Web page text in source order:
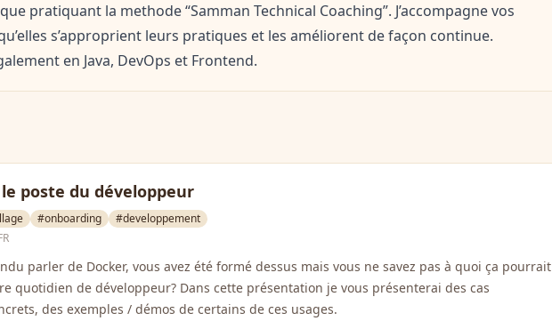
pratiquant la methode “Samman Technical Coaching”. J’accompagne vos
s’approprient leurs pratiques et les améliorent de façon continue.
en Java, DevOps et Frontend.
poste du développeur
#onboarding
#developpement
parler de Docker, vous avez été formé dessus mais vous ne savez pas à quoi ça pourrait
quotidien de développeur? Dans cette présentation je vous présenterai des cas
des exemples / démos de certains de ces usages.